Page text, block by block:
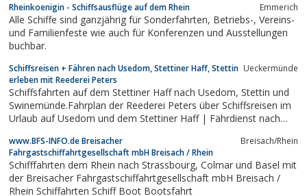
Rheinkoenigin - Schiffsausflüge auf dem Rhein Emmerich
Alle Schiffe sind ganzjährig für Sonderfahrten, Betriebs-, Vereins-
und Familienfeste wie auch für Konferenzen und Ausstellungen
buchbar.
Schiffsreisen + Fähren nach Usedom, Stettiner Haff, Stettin
erleben mit Reederei Peters
Ueckermünde
Schiffsfahrten auf dem Stettiner Haff nach Usedom, Stettin und
Swinemünde.Fahrplan der Reederei Peters über Schiffsreisen im
Urlaub auf Usedom und dem Stettiner Haff | Fährdienst nach
www.BFS-INFO.de Breisacher
Fahrgastschiffahrtgesellschaft mbH Breisach / Rhein
Breisach/Rhein
Schifffahrten dem Rhein nach Strassbourg, Colmar und Basel mit
der Breisacher Fahrgastschiffahrtgesellschaft mbH Breisach /
Rhein Schiffahrten Schiff Boot Bootsfahrt